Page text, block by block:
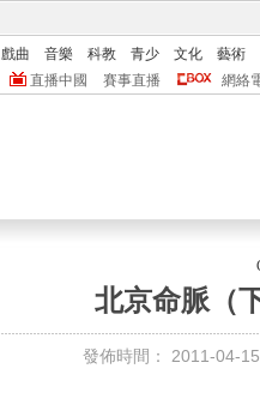
戲曲 音樂 科教 青少 文化
藝術
直播中國 賽事直播 網絡
北京命脈（
發佈時間： 2011-04-